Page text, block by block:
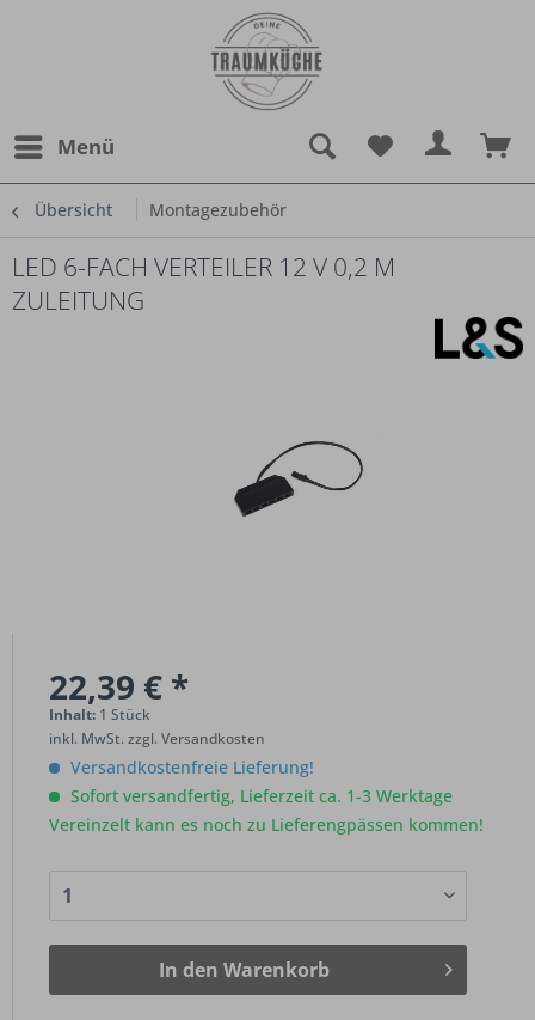
Menü
Übersicht Montagezubehör
LED 6-FACH VERTEILER 12 V 0,2 M
ZULEITUNG
22,39 € *
Inhalt: 1 Stück
inkl. MwSt.zzgl. Versandkosten
Versandkostenfreie Lieferung!
Sofort versandfertig, Lieferzeit ca. 1-3 Werktage
Vereinzelt kann es noch zu Lieferengpässen kommen!
In den Warenkorb